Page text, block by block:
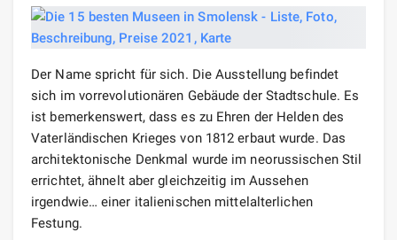
Der Name spricht für sich. Die Ausstellung befindet
sich im vorrevolutionären Gebäude der Stadtschule. Es
ist bemerkenswert, dass es zu Ehren der Helden des
Vaterländischen Krieges von 1812 erbaut wurde. Das
architektonische Denkmal wurde im neorussischen Stil
errichtet, ähnelt aber gleichzeitig im Aussehen
irgendwie… einer italienischen mittelalterlichen
Festung.